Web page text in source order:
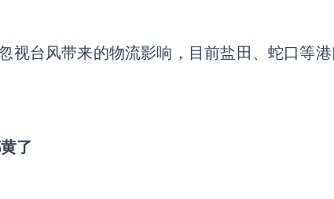
视台风带来的物流影响，目前盐田、蛇口等
了